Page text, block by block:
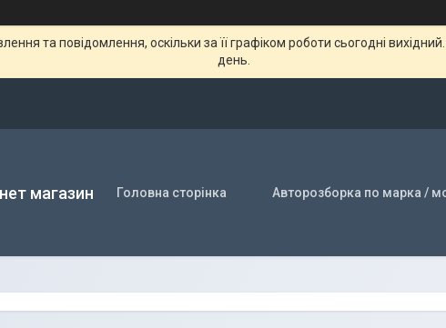
та повідомлення, оскільки за її графіком роботи сьогодні
день.
магазин Головна сторінка Авторозборка по марка /